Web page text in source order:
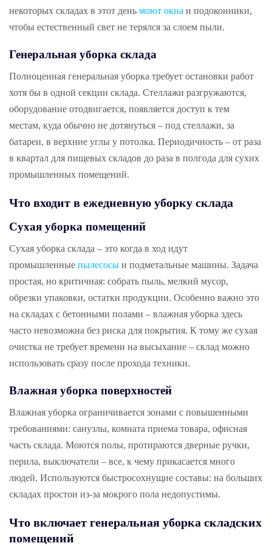
некоторых складах в этот день моют окна и подоконники,
чтобы естественный свет не терялся за слоем пыли.
Генеральная уборка склада
Полноценная генеральная уборка требует остановки работ
хотя бы в одной секции склада. Стеллажи разгружаются,
оборудование отодвигается, появляется доступ к тем
местам, куда обычно не дотянуться – под стеллажи, за
батареи, в верхние углы у потолка. Периодичность – от раза
в квартал для пищевых складов до раза в полгода для сухих
промышленных помещений.
Что входит в ежедневную уборку склада
Сухая уборка помещений
Сухая уборка склада – это когда в ход идут
промышленные пылесосы и подметальные машины. Задача
простая, но критичная: собрать пыль, мелкий мусор,
обрезки упаковки, остатки продукции. Особенно важно это
на складах с бетонными полами – влажная уборка здесь
часто невозможна без риска для покрытия. К тому же сухая
очистка не требует времени на высыхание – склад можно
использовать сразу после прохода техники.
Влажная уборка поверхностей
Влажная уборка ограничивается зонами с повышенными
требованиями: санузлы, комната приема товара, офисная
часть склада. Моются полы, протираются дверные ручки,
перила, выключатели – все, к чему прикасается много
людей. Используются быстросохнущие составы: на больших
складах простои из-за мокрого пола недопустимы.
Что включает генеральная уборка складских
помещений